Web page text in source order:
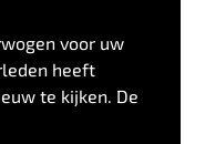
voor uw
heeft
te kijken. De